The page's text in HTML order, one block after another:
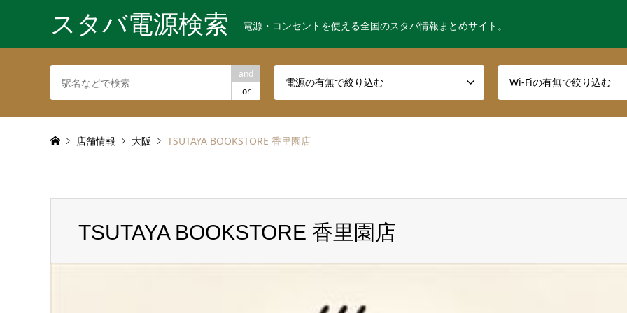
スタバ電源検索 電源・コンセントを使える全国のスタバ情報まとめサイト。
and
or
電源の有無で絞り込む Wi-Fiの有無で絞り込む
店舗情報 大阪 TSUTAYA BOOKSTORE 香里園店
TSUTAYA BOOKSTORE 香里園店